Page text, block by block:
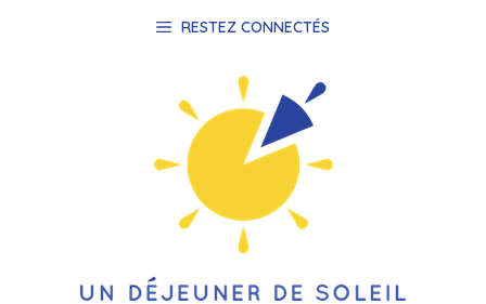
RESTEZ CONNECTÉS